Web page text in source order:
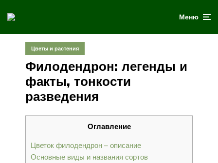
Меню
Цветы и растения
Филодендрон: легенды и
факты, тонкости
разведения
Оглавление
Цветок филодендрон – описание
Основные виды и названия сортов